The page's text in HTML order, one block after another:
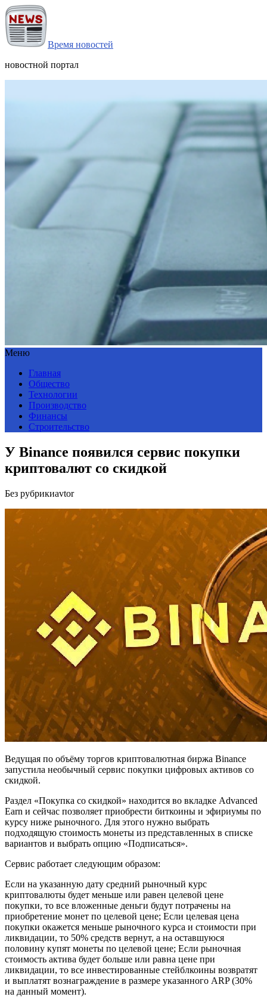
Время новостей
новостной портал
Меню
Главная
Общество
Технологии
Производство
Финансы
Строительство
У Binance появился сервис покупки
криптовалют со скидкой
Без рубрикиavtor
Ведущая по объёму торгов криптовалютная биржа Binance
запустила необычный сервис покупки цифровых активов со
скидкой.
Раздел «Покупка со скидкой» находится во вкладке Advanced
Earn и сейчас позволяет приобрести биткоины и эфириумы по
курсу ниже рыночного. Для этого нужно выбрать
подходящую стоимость монеты из представленных в списке
вариантов и выбрать опцию «Подписаться».
Сервис работает следующим образом:
Если на указанную дату средний рыночный курс
криптовалюты будет меньше или равен целевой цене
покупки, то все вложенные деньги будут потрачены на
приобретение монет по целевой цене; Если целевая цена
покупки окажется меньше рыночного курса и стоимости при
ликвидации, то 50% средств вернут, а на оставшуюся
половину купят монеты по целевой цене; Если рыночная
стоимость актива будет больше или равна цене при
ликвидации, то все инвестированные стейблкоины возвратят
и выплатят вознаграждение в размере указанного ARP (30%
на данный момент).